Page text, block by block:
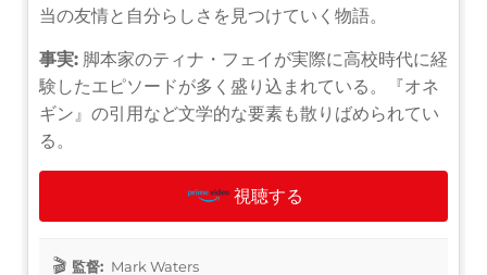
当の友情と自分らしさを見つけていく物語。
事実: 脚本家のティナ・フェイが実際に高校時代に経
験したエピソードが多く盛り込まれている。『オネ
ギン』の引用など文学的な要素も散りばめられてい
る。
視聴する
監督: Mark Waters